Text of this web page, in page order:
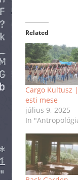
Related
Cargo Kultusz
esti mese
július 9, 2025
In